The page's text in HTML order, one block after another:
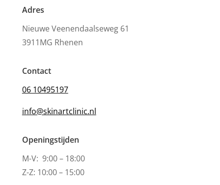
Adres
Nieuwe Veenendaalseweg 61
3911MG Rhenen
Contact
06 10495197
info@skinartclinic.nl
Openingstijden
M-V: 9:00 – 18:00
Z-Z: 10:00 – 15:00